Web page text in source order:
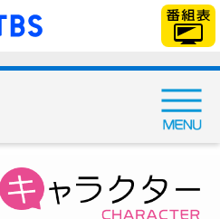
「TBSテレビ」トップ